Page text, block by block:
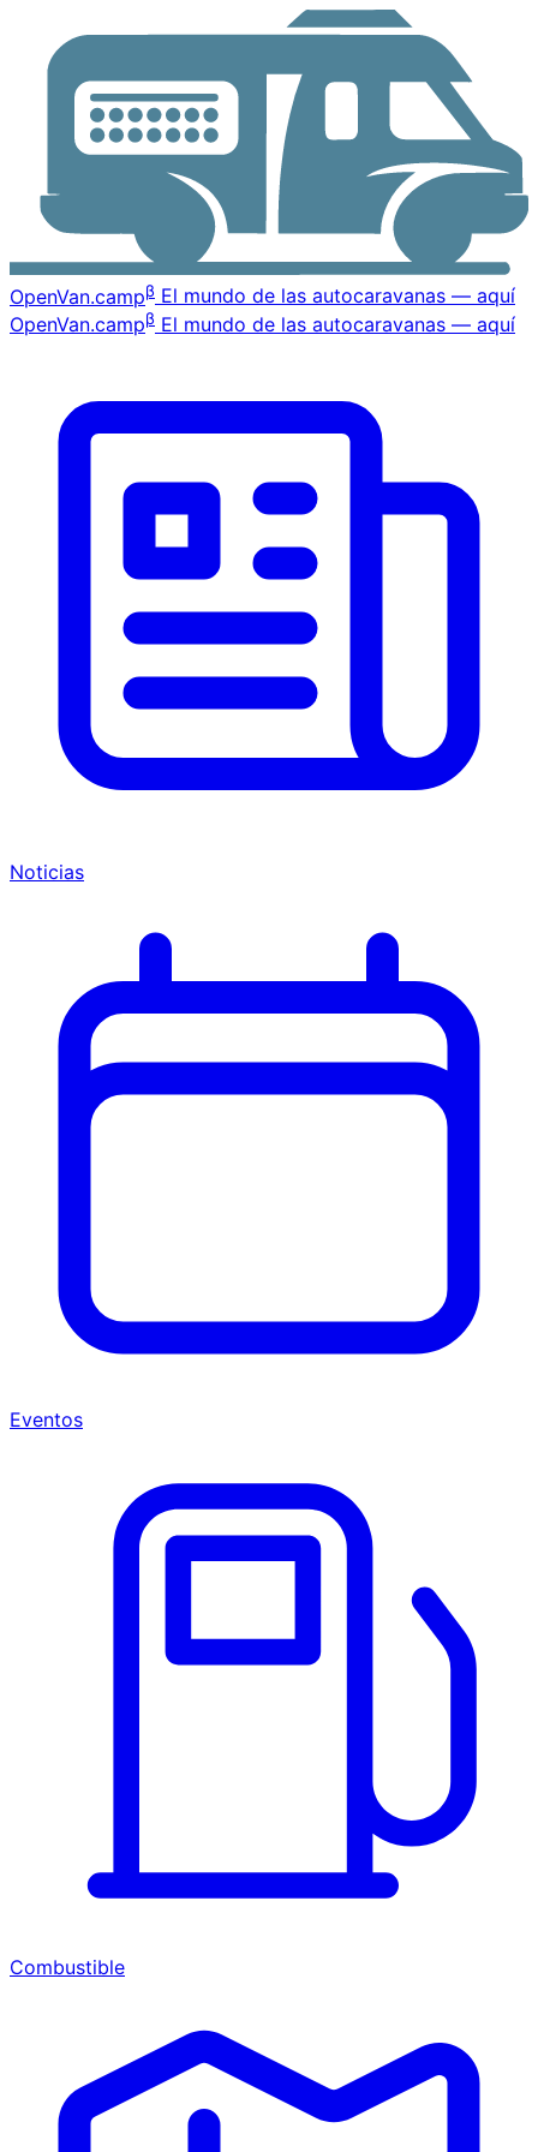
OpenVan.campβ El mundo de las autocaravanas — aquí
OpenVan.campβ El mundo de las autocaravanas — aquí
Noticias
Eventos
Combustible